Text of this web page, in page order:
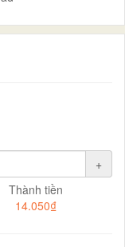
+
Thành tiền
14.050₫